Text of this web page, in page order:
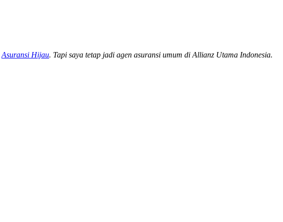
Asuransi Hijau. Tapi saya tetap jadi agen asuransi umum di Allianz Utama Indonesia.